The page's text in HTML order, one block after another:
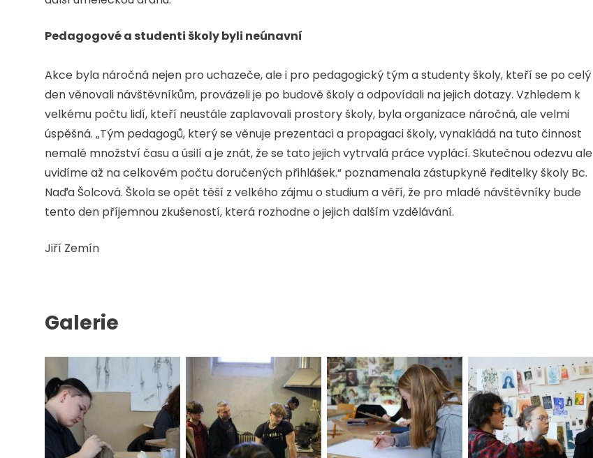
Pedagogové a studenti školy byli neúnavní
Akce byla náročná nejen pro uchazeče, ale i pro pedagogický tým a studenty školy, kteří se po celý
den věnovali návštěvníkům, provázeli je po budově školy a odpovídali na jejich dotazy. Vzhledem k
velkému počtu lidí, kteří neustále zaplavovali prostory školy, byla organizace náročná, ale velmi
úspěšná. „Tým pedagogů, který se věnuje prezentaci a propagaci školy, vynakládá na tuto činnost
nemalé množství času a úsilí a je znát, že se tato jejich vytrvalá práce vyplácí. Skutečnou odezvu ale
uvidíme až na celkovém počtu doručených přihlášek.“ poznamenala zástupkyně ředitelky školy Bc.
Naďa Šolcová. Škola se opět těší z velkého zájmu o studium a věří, že pro mladé návštěvníky bude
tento den příjemnou zkušeností, která rozhodne o jejich dalším vzdělávání.
Jiří Zemín
Galerie